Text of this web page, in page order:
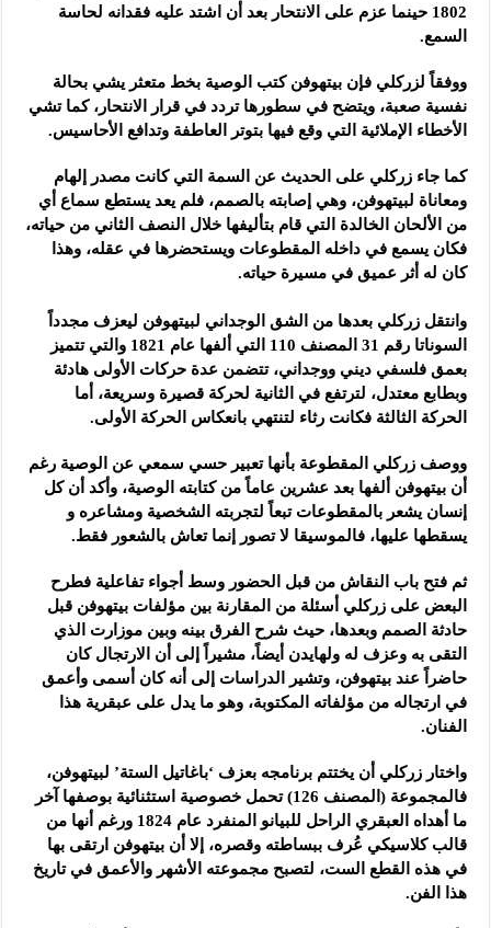
1802 حينما عزم على الانتحار بعد أن اشتد عليه فقدانه لحاسة
السمع.
ووفقاً لزركلي فإن بيتهوفن كتب الوصية بخط متعثر يشي بحالة
نفسية صعبة، ويتضح في سطورها تردد في قرار الانتحار، كما تشي
الأخطاء الإملائية التي وقع فيها بتوتر العاطفة وتدافع الأحاسيس.
كما جاء زركلي على الحديث عن السمة التي كانت مصدر إلهام
ومعاناة لبيتهوفن، وهي إصابته بالصمم، فلم يعد يستطع سماع أي
من الألحان الخالدة التي قام بتأليفها خلال النصف الثاني من حياته،
فكان يسمع في داخله المقطوعات ويستحضرها في عقله، وهذا
كان له أثر عميق في مسيرة حياته.
وانتقل زركلي بعدها من الشق الوجداني لبيتهوفن ليعزف مجدداً
السوناتا رقم 31 المصنف 110 التي ألفها عام 1821 والتي تتميز
بعمق فلسفي ديني ووجداني، تتضمن عدة حركات الأولى هادئة
وبطابع معتدل، لترتفع في الثانية لحركة قصيرة وسريعة، أما
الحركة الثالثة فكانت رثاء لتنتهي بانعكاس الحركة الأولى.
ووصف زركلي المقطوعة بأنها تعبير حسي سمعي عن الوصية رغم
أن بيتهوفن ألفها بعد عشرين عاماً من كتابته الوصية، وأكد أن كل
إنسان يشعر بالمقطوعات تبعاً لتجربته الشخصية ومشاعره و
يسقطها عليها، فالموسيقا لا تصور إنما تعاش بالشعور فقط.
ثم فتح باب النقاش من قبل الحضور وسط أجواء تفاعلية فطرح
البعض على زركلي أسئلة من المقارنة بين مؤلفات بيتهوفن قبل
حادثة الصمم وبعدها، حيث شرح الفرق بينه وبين موزارت الذي
التقى به وعزف له ولهايدن أيضاً، مشيراً إلى أن الارتجال كان
حاضراً عند بيتهوفن، وتشير الدراسات إلى أنه كان أسمى وأعمق
في ارتجاله من مؤلفاته المكتوبة، وهو ما يدل على عبقرية هذا
الفنان.
واختار زركلي أن يختتم برنامجه بعزف ‘باغاتيل الستة’ لبيتهوفن،
فالمجموعة (المصنف 126) تحمل خصوصية استثنائية بوصفها آخر
ما أهداه العبقري الراحل للبيانو المنفرد عام 1824 ورغم أنها من
قالب كلاسيكي عُرف ببساطته وقصره، إلا أن بيتهوفن ارتقى بها
في هذه القطع الست، لتصبح مجموعته الأشهر والأعمق في تاريخ
هذا الفن.